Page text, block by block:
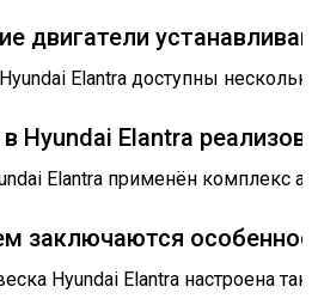
двигатели
Elantra доступны
в Hyundai Elantra
Elantra применён комплекс
заключаются
Hyundai Elantra настроена